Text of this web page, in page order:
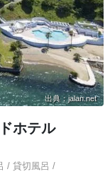
出典：jalan.net
ホテル
/ 貸切風呂 /